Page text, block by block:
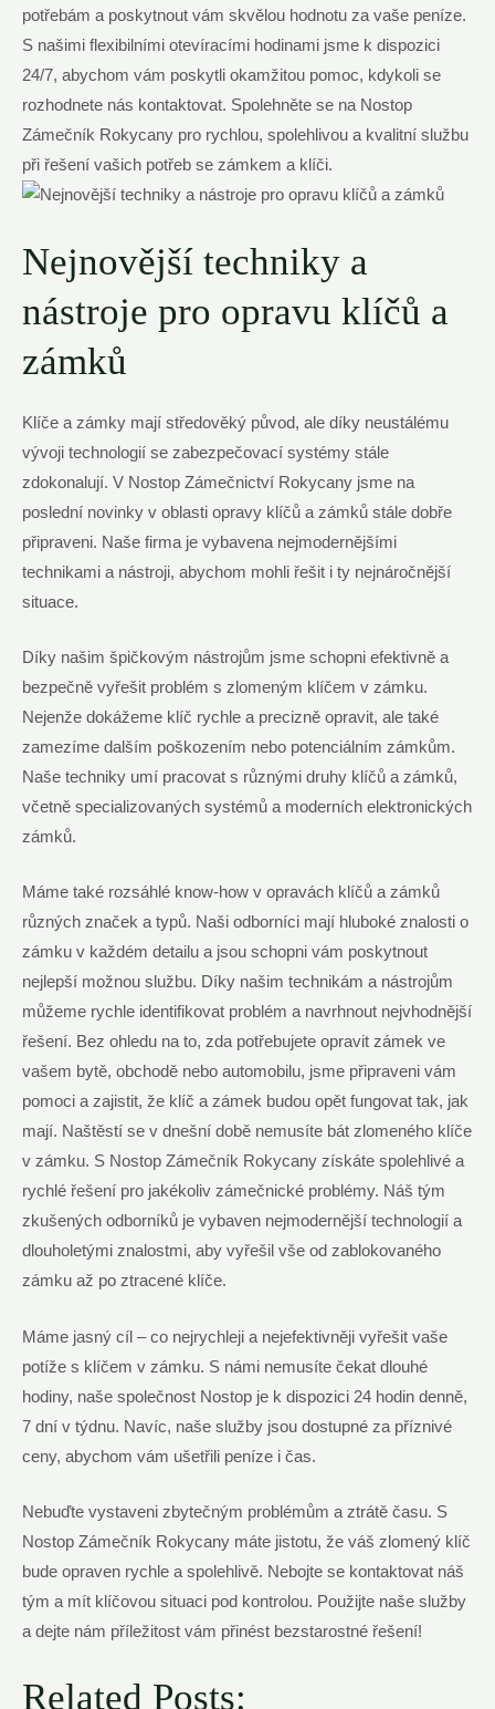
potřebám a poskytnout vám skvělou hodnotu za vaše peníze.
S našimi flexibilními otevíracími hodinami jsme k dispozici
24/7, abychom vám poskytli okamžitou pomoc, kdykoli se
rozhodnete nás kontaktovat. Spolehněte se na Nostop
Zámečník Rokycany pro rychlou, spolehlivou a kvalitní službu
při řešení vašich potřeb se zámkem a klíči.
Nejnovější techniky a
nástroje pro opravu klíčů a
zámků
Klíče a zámky mají středověký původ, ale díky neustálému
vývoji technologií se zabezpečovací systémy stále
zdokonalují. V Nostop Zámečnictví Rokycany jsme na
poslední novinky v oblasti opravy klíčů a zámků stále dobře
připraveni. Naše firma je vybavena nejmodernějšími
technikami a nástroji, abychom mohli řešit i ty nejnáročnější
situace.
Díky našim špičkovým nástrojům jsme schopni efektivně a
bezpečně vyřešit problém s zlomeným klíčem v zámku.
Nejenže dokážeme klíč rychle a precizně opravit, ale také
zamezíme dalším poškozením nebo potenciálním zámkům.
Naše techniky umí pracovat s různými druhy klíčů a zámků,
včetně specializovaných systémů a moderních elektronických
zámků.
Máme také rozsáhlé know-how v opravách klíčů a zámků
různých značek a typů. Naši odborníci mají hluboké znalosti o
zámku v každém detailu a jsou schopni vám poskytnout
nejlepší možnou službu. Díky našim technikám a nástrojům
můžeme rychle identifikovat problém a navrhnout nejvhodnější
řešení. Bez ohledu na to, zda potřebujete opravit zámek ve
vašem bytě, obchodě nebo automobilu, jsme připraveni vám
pomoci a zajistit, že klíč a zámek budou opět fungovat tak, jak
mají. Naštěstí se v dnešní době nemusíte bát zlomeného klíče
v zámku. S Nostop Zámečník Rokycany získáte spolehlivé a
rychlé řešení pro jakékoliv zámečnické problémy. Náš tým
zkušených odborníků je vybaven nejmodernější technologií a
dlouholetými znalostmi, aby vyřešil vše od zablokovaného
zámku až po ztracené klíče.
Máme jasný cíl – co nejrychleji a nejefektivněji vyřešit vaše
potíže s klíčem v zámku. S námi nemusíte čekat dlouhé
hodiny, naše společnost Nostop je k dispozici 24 hodin denně,
7 dní v týdnu. Navíc, naše služby jsou dostupné za příznivé
ceny, abychom vám ušetřili peníze i čas.
Nebuďte vystaveni zbytečným problémům a ztrátě času. S
Nostop Zámečník Rokycany máte jistotu, že váš zlomený klíč
bude opraven rychle a spolehlivě. Nebojte se kontaktovat náš
tým a mít klíčovou situaci pod kontrolou. Použijte naše služby
a dejte nám příležitost vám přinést bezstarostné řešení!
Related Posts: